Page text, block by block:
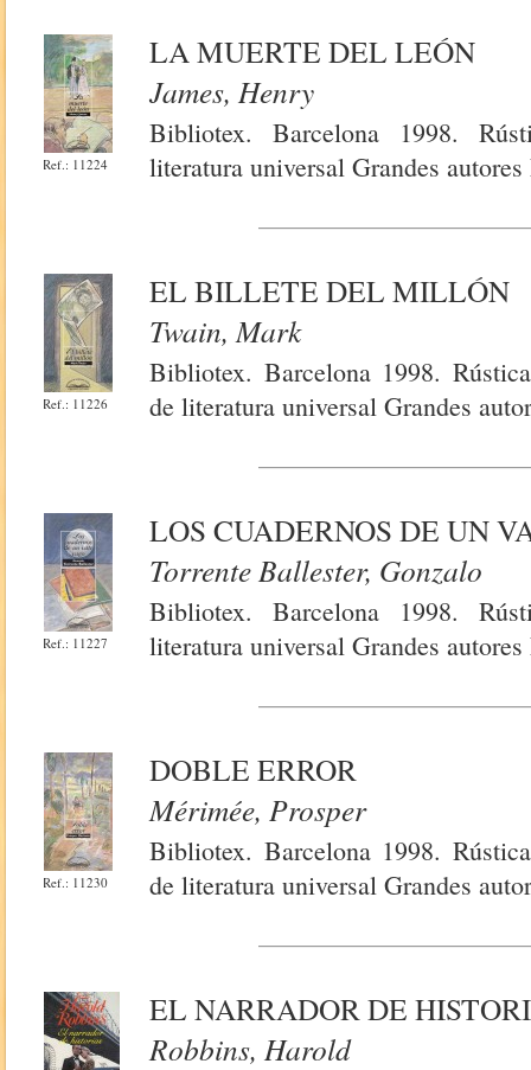
Ref.: 11224
LA MUERTE DEL LEÓN
James, Henry
Bibliotex. Barcelona 1998.
literatura universal Grandes
Ref.: 11226
EL BILLETE DEL MILLÓN
Twain, Mark
Bibliotex. Barcelona 1998.
de literatura universal Grandes
Ref.: 11227
LOS CUADERNOS DE UN
Torrente Ballester, Gonzalo
Bibliotex. Barcelona 1998.
literatura universal Grandes
Ref.: 11230
DOBLE ERROR
Mérimée, Prosper
Bibliotex. Barcelona 1998.
de literatura universal Grandes
EL NARRADOR DE
Robbins, Harold